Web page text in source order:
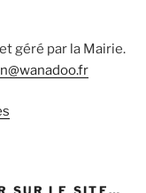
géré par la Mairie.
SUR LE SITE…